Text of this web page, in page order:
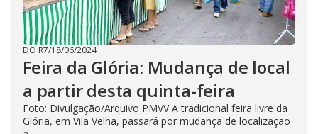
DO R7/18/06/2024
Feira da Glória: Mudança de local
a partir desta quinta-feira
Foto: Divulgação/Arquivo PMVV A tradicional feira livre da
Glória, em Vila Velha, passará por mudança de localização